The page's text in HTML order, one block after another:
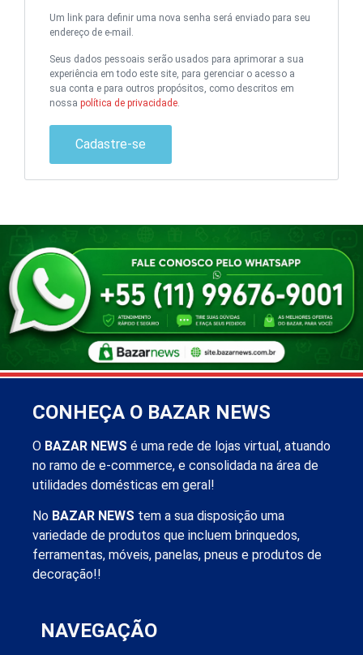
Um link para definir uma nova senha será enviado para seu
endereço de e-mail.
Seus dados pessoais serão usados para aprimorar a sua
experiência em todo este site, para gerenciar o acesso a
sua conta e para outros propósitos, como descritos em
nossa política de privacidade
Cadastre-se
CONHEÇA O BAZAR NEWS
O BAZAR NEWS é uma rede de lojas virtual, atuando
no ramo de e-commerce, e consolidada na área de
utilidades domésticas em geral!
No BAZAR NEWS tem a sua disposição uma
variedade de produtos que incluem brinquedos,
ferramentas, móveis, panelas, pneus e produtos de
decoração!!
NAVEGAÇÃO